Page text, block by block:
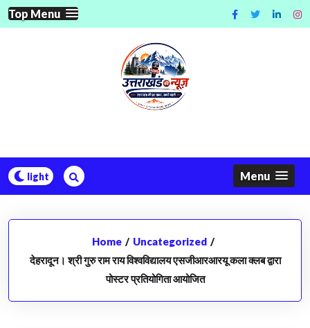
Skip
to
Top Menu
Menu
Home / Uncategorized /
देहरादून। श्री गुरु राम राय विश्वविद्यालय एसजीआरआरयू कला क्लब द्वारा
पोस्टर प्रतियोगिता आयोजित